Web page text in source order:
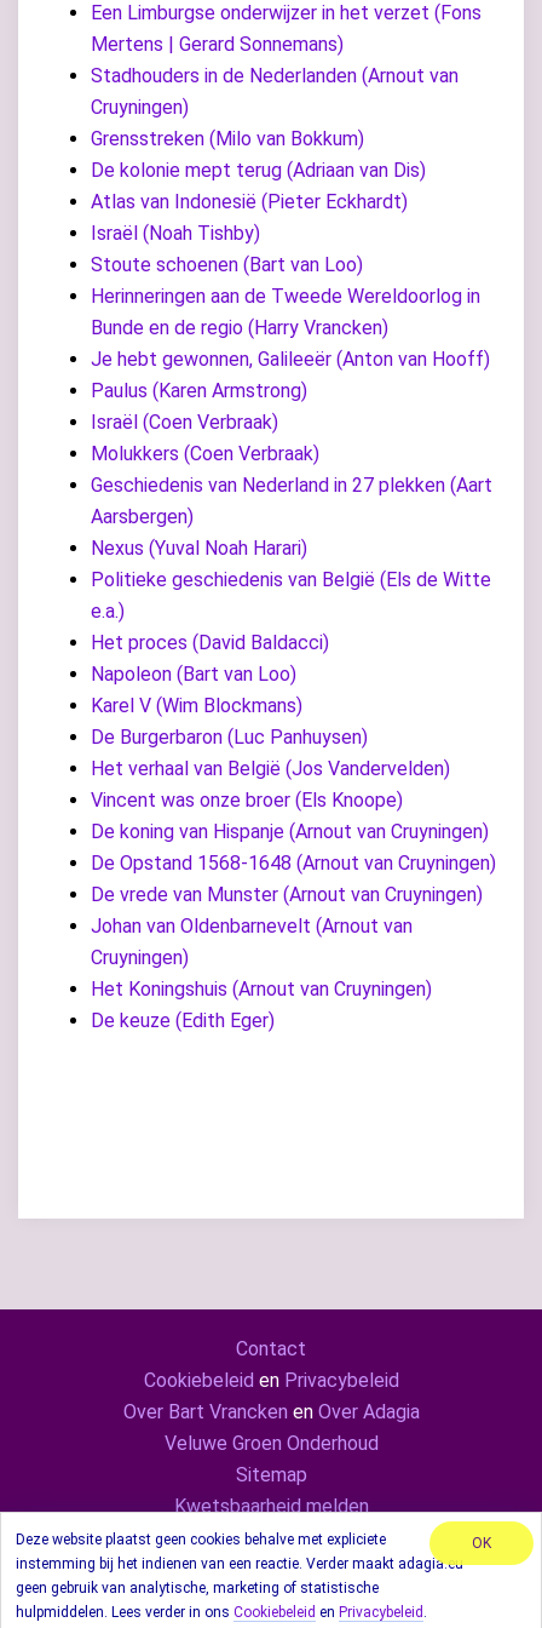
Een Limburgse onderwijzer in het verzet (Fons
Mertens | Gerard Sonnemans)
Stadhouders in de Nederlanden (Arnout van
Cruyningen)
Grensstreken (Milo van Bokkum)
De kolonie mept terug (Adriaan van Dis)
Atlas van Indonesië (Pieter Eckhardt)
Israël (Noah Tishby)
Stoute schoenen (Bart van Loo)
Herinneringen aan de Tweede Wereldoorlog in
Bunde en de regio (Harry Vrancken)
Je hebt gewonnen, Galileeër (Anton van Hooff)
Paulus (Karen Armstrong)
Israël (Coen Verbraak)
Molukkers (Coen Verbraak)
Geschiedenis van Nederland in 27 plekken (Aart
Aarsbergen)
Nexus (Yuval Noah Harari)
Politieke geschiedenis van België (Els de Witte
e.a.)
Het proces (David Baldacci)
Napoleon (Bart van Loo)
Karel V (Wim Blockmans)
De Burgerbaron (Luc Panhuysen)
Het verhaal van België (Jos Vandervelden)
Vincent was onze broer (Els Knoope)
De koning van Hispanje (Arnout van Cruyningen)
De Opstand 1568-1648 (Arnout van Cruyningen)
De vrede van Munster (Arnout van Cruyningen)
Johan van Oldenbarnevelt (Arnout van
Cruyningen)
Het Koningshuis (Arnout van Cruyningen)
De keuze (Edith Eger)
Contact
Cookiebeleid en Privacybeleid
Over Bart Vrancken en Over Adagia
Veluwe Groen Onderhoud
Sitemap
Kwetsbaarheid melden
Adagia ook opMastodonenLinkedIn
© 2024 Adagia. Met behulp van thema Sydney.
OK
Deze website plaatst geen cookies behalve met expliciete
instemming bij het indienen van een reactie. Verder maakt adagia.eu
geen gebruik van analytische, marketing of statistische
hulpmiddelen. Lees verder in ons Cookiebeleid en Privacybeleid .